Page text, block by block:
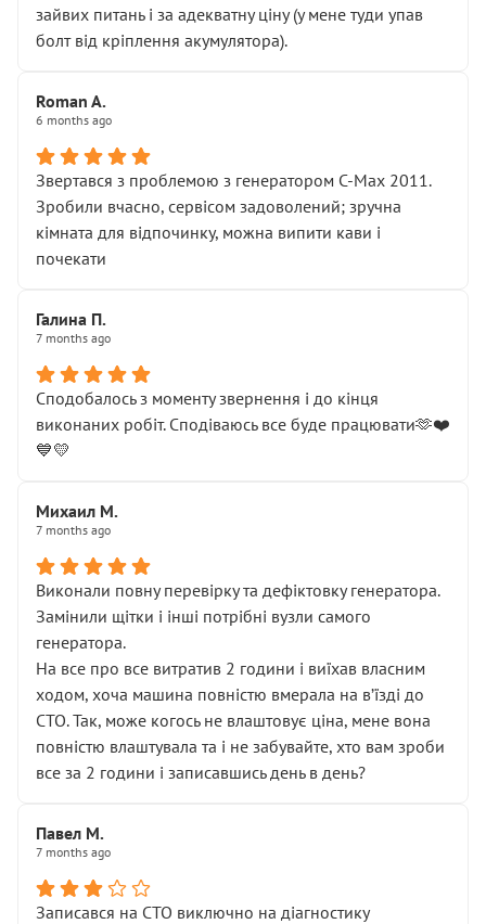
зайвих питань і за адекватну ціну (у мене туди упав
болт від кріплення акумулятора).
Roman A.
6 months ago
Звертався з проблемою з генератором C-Max 2011.
Зробили вчасно, сервісом задоволений; зручна
кімната для відпочинку, можна випити кави і
почекати
Галина П.
7 months ago
Сподобалось з моменту звернення і до кінця
виконаних робіт. Сподіваюсь все буде працювати🫶❤️
💙💛
Михаил М.
7 months ago
Виконали повну перевірку та дефіктовку генератора.
Замінили щітки і інші потрібні вузли самого
генератора.
На все про все витратив 2 години і виїхав власним
ходом, хоча машина повністю вмерала на вʼїзді до
СТО. Так, може когось не влаштовує ціна, мене вона
повністю влаштувала та і не забувайте, хто вам зроби
все за 2 години і записавшись день в день?
Павел М.
7 months ago
Записався на СТО виключно на діагностику